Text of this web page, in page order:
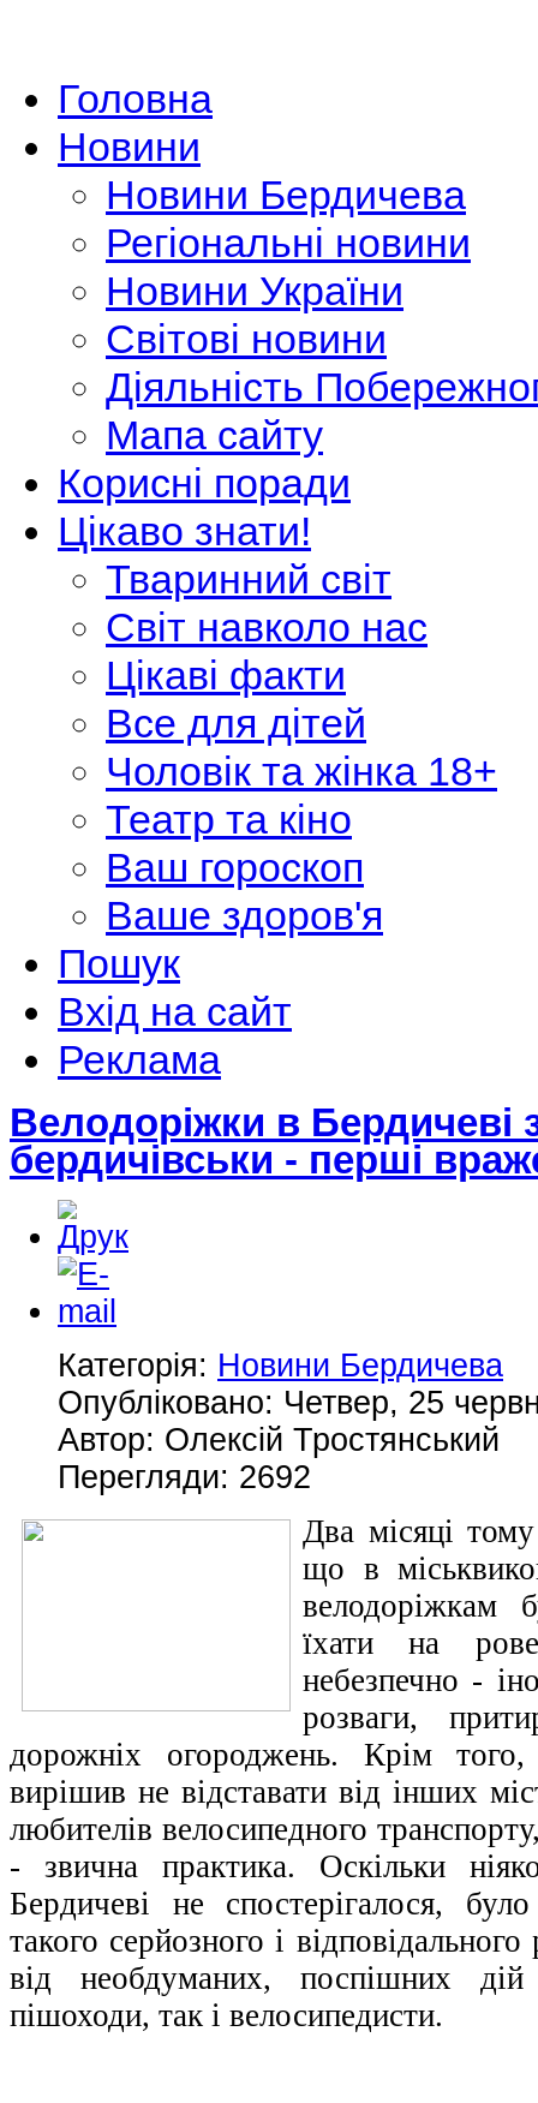
Головна
Новини
Новини Бердичева
Регіональні новини
Новини України
Світові новини
Діяльність
Мапа сайту
Корисні поради
Цікаво знати!
Тваринний світ
Світ навколо нас
Цікаві факти
Все для дітей
Чоловік та жінка 18+
Театр та кіно
Ваш гороскоп
Ваше здоров'я
Пошук
Вхід на сайт
Реклама
Велодоріжки в Бердичеві
бердичівськи - перші
Категорія: Новини Бердичева
Опубліковано: Четвер, 25
Автор: Олексій Тростянський
Перегляди: 2692
Два місяці
що в
велодоріжкам
їхати на
небезпечно -
розваги,
дорожніх огороджень. Крім
вирішив не відставати від інших
любителів велосипедного
- звична практика. Оскільки
Бердичеві не спостерігалося,
такого серйозного і
від необдуманих, поспішних
пішоходи, так і велосипедисти.